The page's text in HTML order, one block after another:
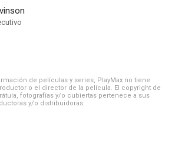
de películas y series, PlayMax no tiene
o el director de la película. El copyright de
fotografías y/o cubiertas pertenece a sus
y/o distribuidoras.